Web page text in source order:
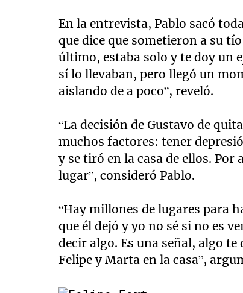
En la entrevista, Pablo sacó
que dice que sometieron a su
último, estaba solo y te doy un
sí lo llevaban, pero llegó un
aislando de a poco”, reveló.
“La decisión de Gustavo de
muchos factores: tener
y se tiró en la casa de ellos. Por
lugar”, consideró Pablo.
“Hay millones de lugares para
que él dejó y yo no sé si no es
decir algo. Es una señal, algo te
Felipe y Marta en la casa”,